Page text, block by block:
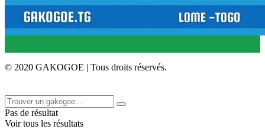
© 2020 GAKOGOE | Tous droits réservés.
Pas de résultat
Voir tous les résultats